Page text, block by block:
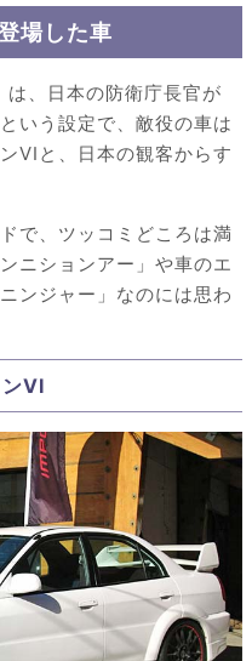
場した車
、日本の防衛庁長官が
いう設定で、敵役の車は
VIと、日本の観客からす
で、ツッコミどころは満
ニションアー」や車のエ
ンジャー」なのには思わ
VI